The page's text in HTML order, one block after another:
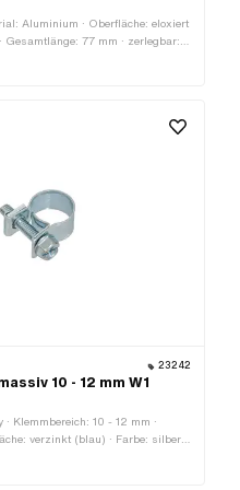
Aluminium · Oberfläche: eloxiert
Gesamtlänge: 77 mm · zerlegbar:
aussen: 28 mm · Ø
23242
10 - 12 mm W1
Klemmbereich: 10 - 12 mm ·
verzinkt (blau) · Farbe: silber ·
& Muttern